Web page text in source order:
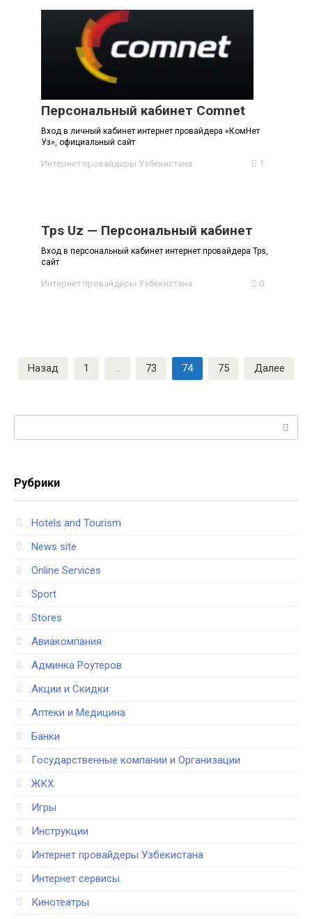
Персональный кабинет Comnet
Вход в личный кабинет интернет провайдера «КомНет
Уз», официальный сайт
Интернет провайдеры Узбекистана 1
Tps Uz — Персональный кабинет
Вход в персональный кабинет интернет провайдера Tps,
сайт
Интернет провайдеры Узбекистана 0
Навигация
по
Назад 1 … 73 74 75 Далее
Рубрики
Hotels and Tourism
News site
Online Services
Sport
Stores
Авиакомпания
Админка Роутеров
Акции и Скидки
Аптеки и Медицина
Банки
Государственные компании и Организации
ЖКХ
Игры
Инструкции
Интернет провайдеры Узбекистана
Интернет сервисы
Кинотеатры